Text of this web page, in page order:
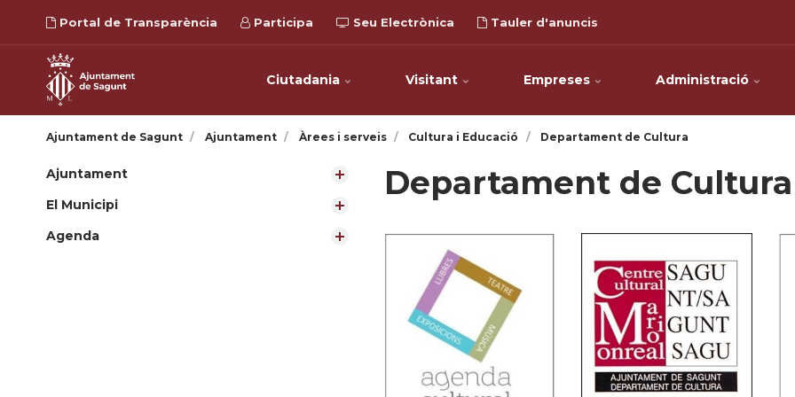
Portal de Transparència Participa Seu Electrònica Tauler d'anuncis
Ciutadania Visitant Empreses Administració
Ajuntament de Sagunt Ajuntament Àrees i serveis Cultura i Educació Departament de Cultura
Ajuntament
El Municipi
Agenda
Departament de Cultura